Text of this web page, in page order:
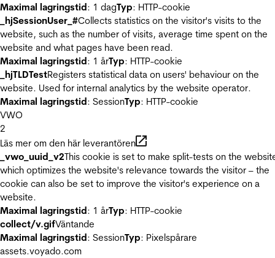
Maximal lagringstid: 1 dagTyp: HTTP-cookie
_hjSessionUser_#Collects statistics on the visitor's visits to the
website, such as the number of visits, average time spent on the
website and what pages have been read.
Maximal lagringstid: 1 årTyp: HTTP-cookie
_hjTLDTestRegisters statistical data on users' behaviour on the
website. Used for internal analytics by the website operator.
Maximal lagringstid: SessionTyp: HTTP-cookie
VWO
2
Läs mer om den här leverantören
_vwo_uuid_v2This cookie is set to make split-tests on the
which optimizes the website's relevance towards the visitor – the
cookie can also be set to improve the visitor's experience on a
website.
Maximal lagringstid: 1 årTyp: HTTP-cookie
collect/v.gifVäntande
Maximal lagringstid: SessionTyp: Pixelspårare
assets.voyado.com